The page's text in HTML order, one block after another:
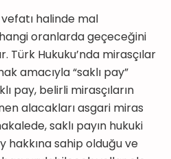
halinde mal
oranlarda geçeceğini
Türk Hukuku’nda mirasçılar
amacıyla “saklı pay”
pay, belirli mirasçıların
alacakları asgari miras
saklı payın hukuki
hakkına sahip olduğu ve